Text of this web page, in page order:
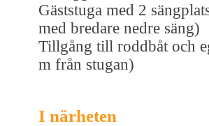
Gäststuga med 2
med bredare nedre säng)
Tillgång till roddbåt och
m från stugan)
I närheten